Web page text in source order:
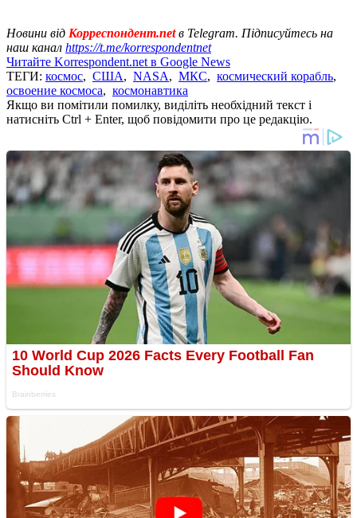
Новини від Корреспондент.netв Telegram. Підписуйтесь на
наш канал https://t.me/korrespondentnet
Читайте Korrespondent.net в Google News
ТЕГИ: космос, США, NASA, МКС, космический корабль,
освоение космоса, космонавтика
Якщо ви помітили помилку, виділіть необхідний текст і
натисніть Ctrl + Enter, щоб повідомити про це редакцію.